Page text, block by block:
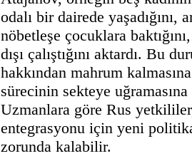
odalı bir dairede yaşadığını,
nöbetleşe çocuklara
dışı çalıştığını aktardı. Bu
hakkından mahrum
sürecinin sekteye
Uzmanlara göre Rus
entegrasyonu için yeni
zorunda kalabilir.